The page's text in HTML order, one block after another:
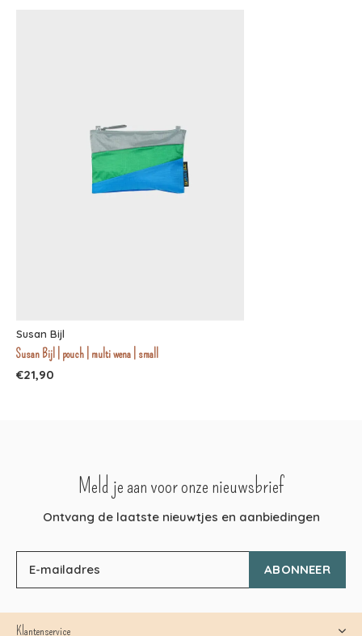
Susan Bijl
Susan Bijl | pouch | multi wena | small
€21,90
Meld je aan voor onze nieuwsbrief
Ontvang de laatste nieuwtjes en aanbiedingen
ABONNEER
Klantenservice